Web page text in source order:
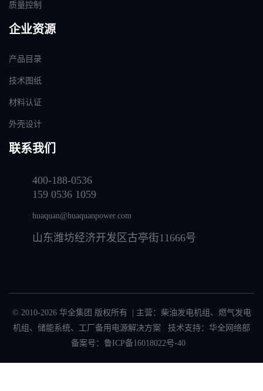
质量控制
企业资源
产品目录
技术图纸
材料认证
外壳设计
联系我们
400-188-0536
159 0536 1059
huaquan@huaquanpower.com
山东潍坊经济开发区古亭街11666号
© 2010-2026 华全集团 版权所有 | 主营： 柴油发电机组 、 燃气发电
机组 、 储能系统、 工厂备用电源解决方案 技术支持：华全网络部
备案号： 鲁ICP备16018022号-40